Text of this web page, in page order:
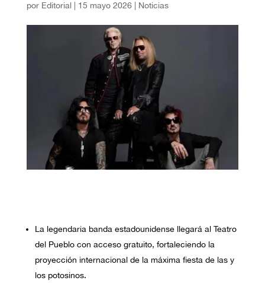
por Editorial| 15 mayo 2026| Noticias
La legendaria banda estadounidense llegará al Teatro
del Pueblo con acceso gratuito, fortaleciendo la
proyección internacional de la máxima fiesta de las y
los potosinos.